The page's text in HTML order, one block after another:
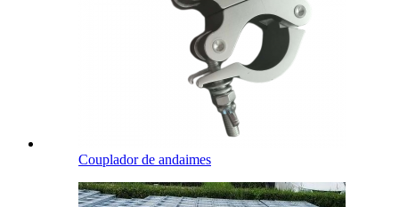
Couplador de andaimes